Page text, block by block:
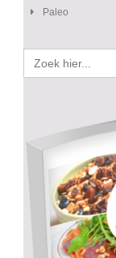
Paleo
Zoek
naar: